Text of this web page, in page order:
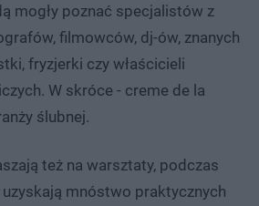
mogły poznać specjalistów z
filmowców, dj-ów, znanych
fryzjerki czy właścicieli
W skróce - creme de la
ślubnej.
też na warsztaty, podczas
mnóstwo praktycznych